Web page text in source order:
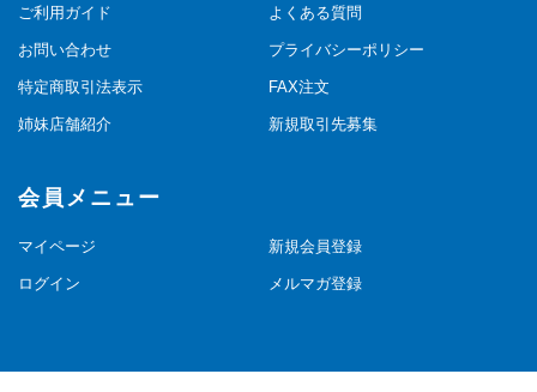
ご利用ガイド よくある質問
お問い合わせ プライバシーポリシー
特定商取引法表示 FAX注文
姉妹店舗紹介 新規取引先募集
会員メニュー
マイページ 新規会員登録
ログイン メルマガ登録